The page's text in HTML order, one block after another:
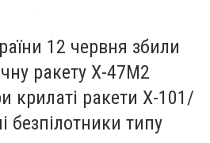
12 червня збили
ракету Х-47М2
крилаті ракети Х-101/
безпілотники типу